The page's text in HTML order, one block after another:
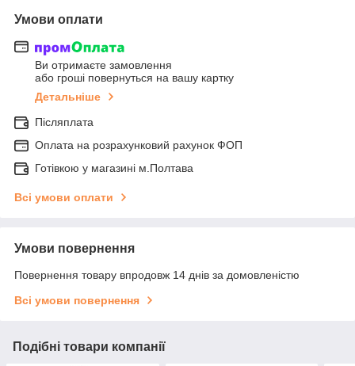
Умови оплати
Ви отримаєте замовлення
або гроші повернуться на вашу картку
Детальніше
Післяплата
Оплата на розрахунковий рахунок ФОП
Готівкою у магазині м.Полтава
Всі умови оплати
Умови повернення
Повернення товару впродовж 14 днів за домовленістю
Всі умови повернення
Подібні товари компанії